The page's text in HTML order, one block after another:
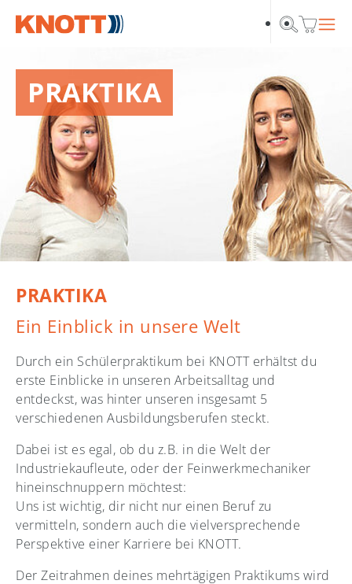
PRAKTIKA
PRAKTIKA
Ein Einblick in unsere Welt
Durch ein Schülerpraktikum bei KNOTT erhältst du
erste Einblicke in unseren Arbeitsalltag und
entdeckst, was hinter unseren insgesamt 5
verschiedenen Ausbildungsberufen steckt.
Dabei ist es egal, ob du z.B. in die Welt der
Industriekaufleute, oder der Feinwerkmechaniker
hineinschnuppern möchtest:
Uns ist wichtig, dir nicht nur einen Beruf zu
vermitteln, sondern auch die vielversprechende
Perspektive einer Karriere bei KNOTT.
Der Zeitrahmen deines mehrtägigen Praktikums wird